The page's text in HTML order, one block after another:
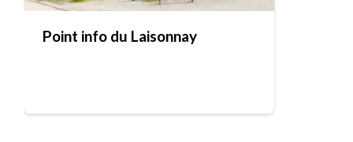
Point info du Laisonnay